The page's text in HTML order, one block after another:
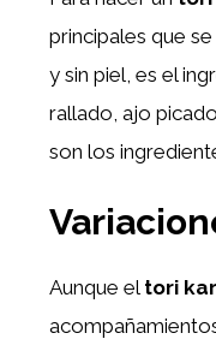
principales que
y sin piel, es el
rallado, ajo
son los
Aunque el tori